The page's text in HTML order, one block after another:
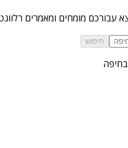
עבורכם מומחים ומאמרים
חיפוש